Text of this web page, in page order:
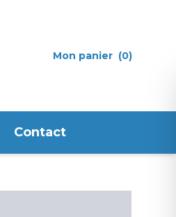
Mon panier (0)
Contact